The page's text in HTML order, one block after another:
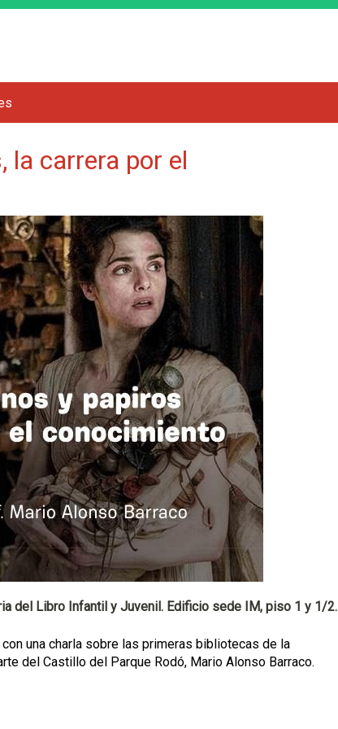
la carrera por el
del Libro Infantil y Juvenil. Edificio sede IM, piso 1 y 1/2.
una charla sobre las primeras bibliotecas de la
del Castillo del Parque Rodó, Mario Alonso Barraco.